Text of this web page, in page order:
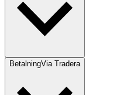
BetalningVia Tradera